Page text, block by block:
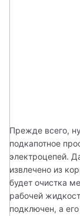
Прежде всего,
подкапотное
электроцепей.
извлечено из
будет очистка
рабочей
подключен, а